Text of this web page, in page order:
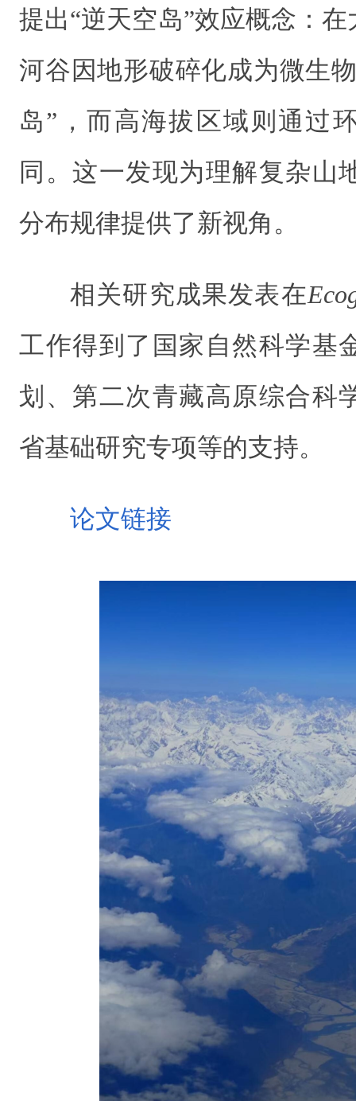
提出“逆天空岛”效应概念：
河谷因地形破碎化成为微生
岛”，而高海拔区域则通过
同。这一发现为理解复杂山
分布规律提供了新视角。
相关研究成果发表在
工作得到了国家自然科学基
划、第二次青藏高原综合科
省基础研究专项等的支持。
论文链接